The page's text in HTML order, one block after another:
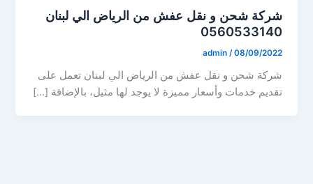
شركة شحن و نقل عفش من الرياض الي لبنان
0560533140
admin /08/09/2022
شركة شحن و نقل عفش من الرياض الي لبنان تعمل على
تقديم خدمات وأسعار مميزة لا يوجد لها مثيل، بالإضافة […]